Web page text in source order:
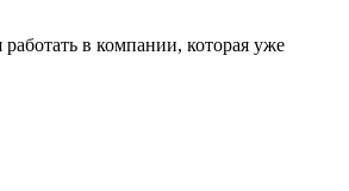
в компании, которая уже